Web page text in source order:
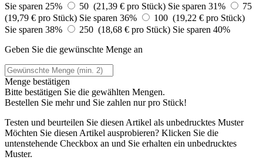
Sie sparen 25%
50 (21,39 € pro Stück) Sie sparen 31%
75
(19,79 € pro Stück) Sie sparen 36%
100 (19,22 € pro Stück)
Sie sparen 38%
250 (18,68 € pro Stück) Sie sparen 40%
Geben Sie die gewünschte Menge an
Menge bestätigen
Bitte bestätigen Sie die gewählten Mengen.
Bestellen Sie mehr und Sie zahlen nurpro Stück!
Testen und beurteilen Sie diesen Artikel als unbedrucktes Muster
Möchten Sie diesen Artikel ausprobieren? Klicken Sie die
untenstehende Checkbox an und Sie erhalten ein unbedrucktes
Muster.